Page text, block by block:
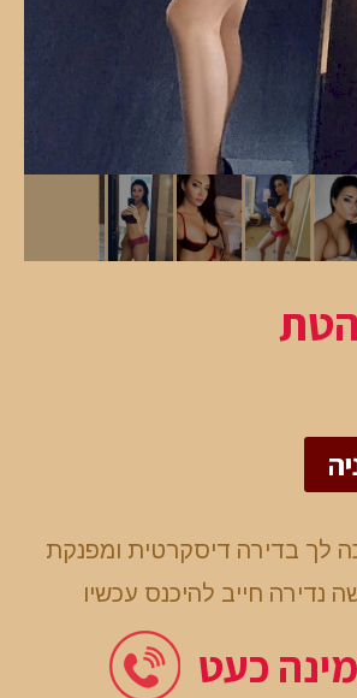
לך בדירה דיסקרטית ומפנקת
נדירה חייב להיכנס עכשיו
כעט